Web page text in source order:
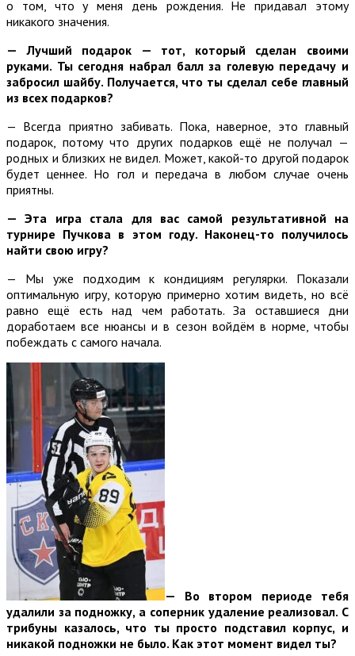
о том, что у меня день рождения. Не придавал этому
никакого значения.
— Лучший подарок — тот, который сделан своими
руками. Ты сегодня набрал балл за голевую передачу и
забросил шайбу. Получается, что ты сделал себе главный
из всех подарков?
— Всегда приятно забивать. Пока, наверное, это главный
подарок, потому что других подарков ещё не получал —
родных и близких не видел. Может, какой-то другой подарок
будет ценнее. Но гол и передача в любом случае очень
приятны.
— Эта игра стала для вас самой результативной на
турнире Пучкова в этом году. Наконец-то получилось
найти свою игру?
— Мы уже подходим к кондициям регулярки. Показали
оптимальную игру, которую примерно хотим видеть, но всё
равно ещё есть над чем работать. За оставшиеся дни
доработаем все нюансы и в сезон войдём в норме, чтобы
побеждать с самого начала.
— Во втором периоде тебя
удалили за подножку, а соперник удаление реализовал. С
трибуны казалось, что ты просто подставил корпус, и
никакой подножки не было. Как этот момент видел ты?